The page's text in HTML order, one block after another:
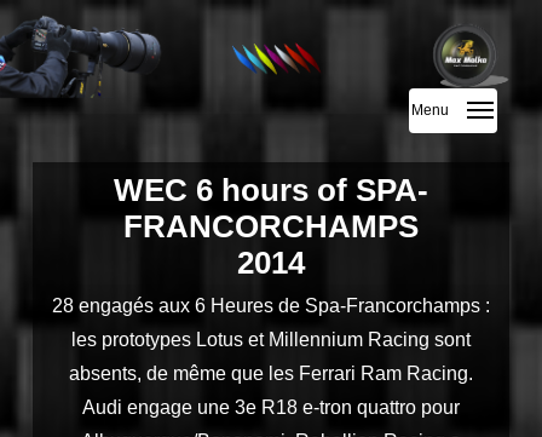
Skip
to
main
content
Menu
WEC 6 hours of SPA-
FRANCORCHAMPS
2014
28 engagés aux 6 Heures de Spa-Francorchamps :
les prototypes Lotus et Millennium Racing sont
absents, de même que les Ferrari Ram Racing.
Audi engage une 3e R18 e-tron quattro pour